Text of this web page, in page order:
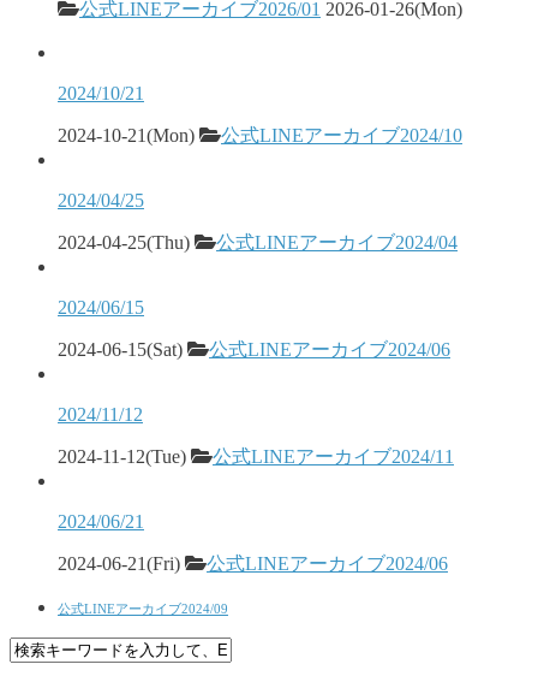
公式LINEアーカイブ2026/01 2026-01-26(Mon)
2024/10/21
2024-10-21(Mon) 公式LINEアーカイブ2024/10
2024/04/25
2024-04-25(Thu) 公式LINEアーカイブ2024/04
2024/06/15
2024-06-15(Sat) 公式LINEアーカイブ2024/06
2024/11/12
2024-11-12(Tue) 公式LINEアーカイブ2024/11
2024/06/21
2024-06-21(Fri) 公式LINEアーカイブ2024/06
公式LINEアーカイブ2024/09